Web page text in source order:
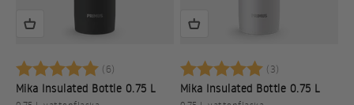
Betyg: (6)
5.0 utav 5 stjärnor
Mika Insulated Bottle 0.75 L
Betyg: (3)
Mika Insulated Bottle 0.75 L